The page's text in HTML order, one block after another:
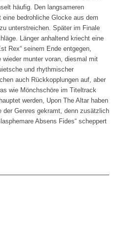
häufig. Den langsameren
eine bedrohliche Glocke aus dem
unterstreichen. Später im Finale
Länger anhaltend kriecht eine
Rex“ seinem Ende entgegen,
munter voran, diesmal mit
und rhythmischer
auch Rückkopplungen auf, aber
wie Mönchschöre im Titeltrack
werden, Upon The Altar haben
der Genres gekramt, denn zusätzlich
Absens Fides“ scheppert